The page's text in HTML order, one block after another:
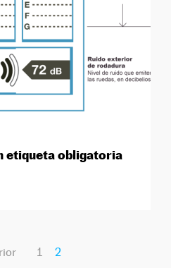
etiqueta obligatoria
1 2